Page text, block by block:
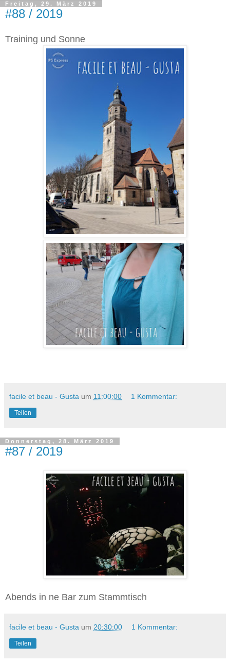
Freitag, 29. März 2019
#88 / 2019
Training und Sonne
facile et beau - Gusta um 11:00:00 1 Kommentar:
Teilen
Donnerstag, 28. März 2019
#87 / 2019
Abends in ne Bar zum Stammtisch
facile et beau - Gusta um 20:30:00 1 Kommentar:
Teilen